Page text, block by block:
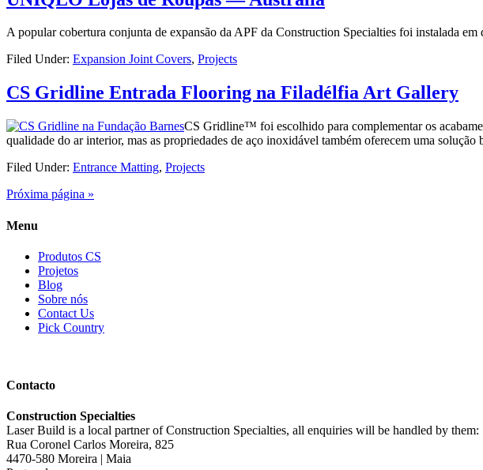
A popular cobertura conjunta de expansão da APF da Construction Specialties foi instalada
Filed Under: Expansion Joint Covers, Projects
CS Gridline Entrada Flooring na Filadélfia Art Gallery
CS Gridline™ foi escolhido para complementar os
qualidade do ar interior, mas as propriedades de aço inoxidável também oferecem uma solução
Filed Under: Entrance Matting, Projects
Próxima página »
Menu
Produtos CS
Projetos
Blog
Sobre nós
Contact Us
Pick Country
Contacto
Construction Specialties
Laser Build is a local partner of Construction Specialties, all enquiries will be handled by them:
Rua Coronel Carlos Moreira, 825
4470-580 Moreira | Maia